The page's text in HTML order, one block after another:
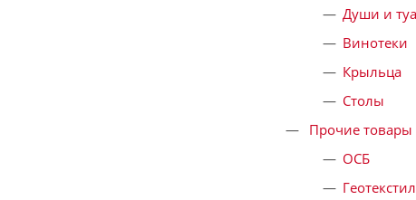
Души и
Винотеки
Крыльца
Столы
Прочие товары
ОСБ